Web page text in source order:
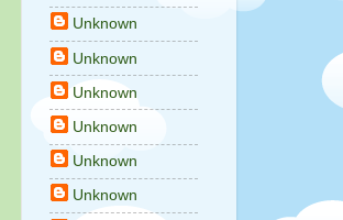
Unknown
Unknown
Unknown
Unknown
Unknown
Unknown